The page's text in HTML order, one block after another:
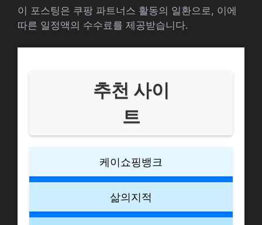
이 포스팅은 쿠팡 파트너스 활동의 일환으로, 이에
따른 일정액의 수수료를 제공받습니다.
추천 사이
트
케이쇼핑뱅크
삶의지적